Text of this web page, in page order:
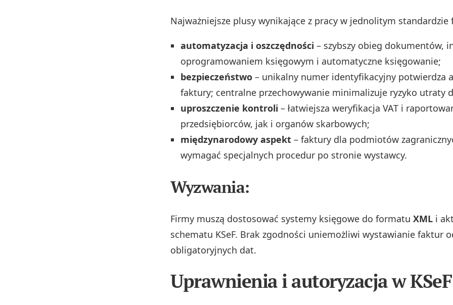
Najważniejsze plusy wynikające z pracy w jednolitym
automatyzacja i oszczędności – szybszy obieg dokumentów,
oprogramowaniem księgowym i automatyczne księgowanie;
bezpieczeństwo – unikalny numer identyfikacyjny potwierdza
faktury; centralne przechowywanie minimalizuje ryzyko utraty
uproszczenie kontroli – łatwiejsza weryfikacja VAT i
przedsiębiorców, jak i organów skarbowych;
międzynarodowy aspekt – faktury dla podmiotów
wymagać specjalnych procedur po stronie wystawcy.
Wyzwania:
Firmy muszą dostosować systemy księgowe do formatu XML i
schematu KSeF. Brak zgodności uniemożliwi wystawianie faktur
obligatoryjnych dat.
Uprawnienia i autoryzacja w KSeF